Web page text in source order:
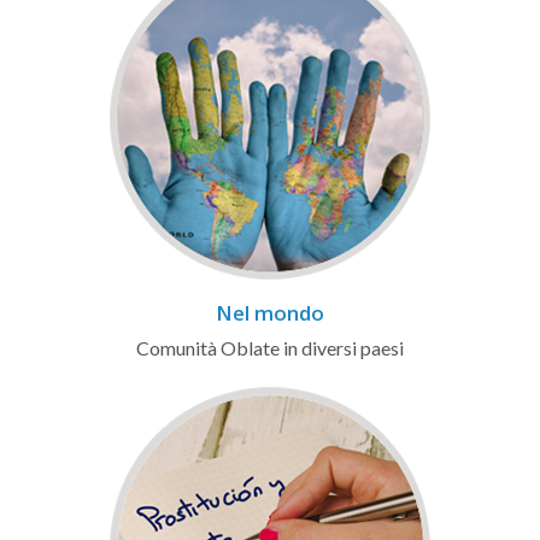
Nel mondo
Comunità Oblate in diversi paesi